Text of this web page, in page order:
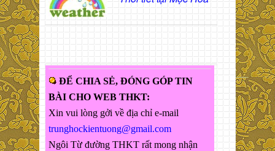
ĐỂ CHIA SẺ, ĐÓNG GÓP TIN
BÀI CHO WEB THKT:
Xin vui lòng gởi về địa chỉ e-mail
trunghockientuong@gmail.com
Ngôi Từ đường THKT rất mong nhận